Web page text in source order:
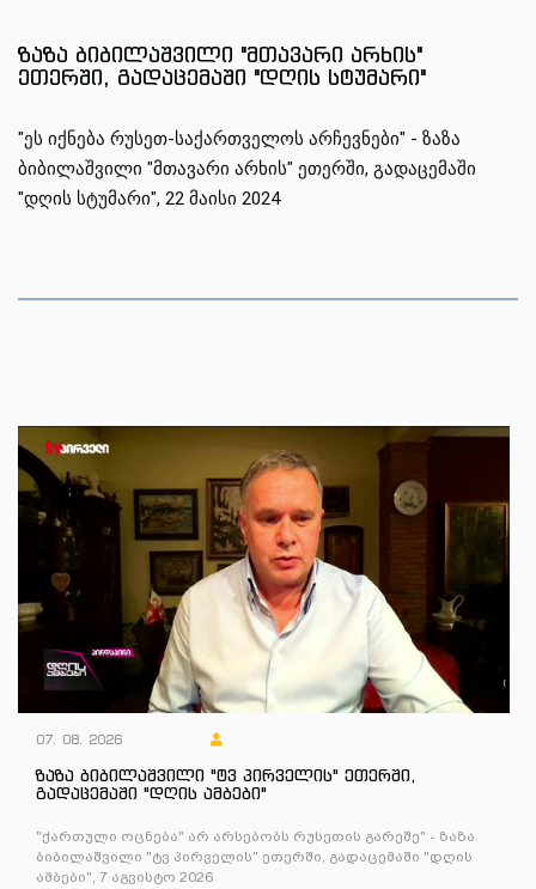
ზაზა ბიბილაშვილი "მთავარი არხის"
ეთერში, გადაცემაში "დღის სტუმარი"
"ეს იქნება რუსეთ-საქართველოს არჩევნები" - ზაზა
ბიბილაშვილი "მთავარი არხის" ეთერში, გადაცემაში
"დღის სტუმარი", 22 მაისი 2024
07. 08. 2026
ზაზა ბიბილაშვილი "ტვ პირველის" ეთერში,
გადაცემაში "დღის ამბები"
"ქართული ოცნება" არ არსებობს რუსეთის გარეშე" - ზაზა
ბიბილაშვილი "ტვ პირველის" ეთერში, გადაცემაში "დღის
ამბები", 7 აგვისტო 2026